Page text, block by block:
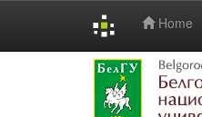
Home